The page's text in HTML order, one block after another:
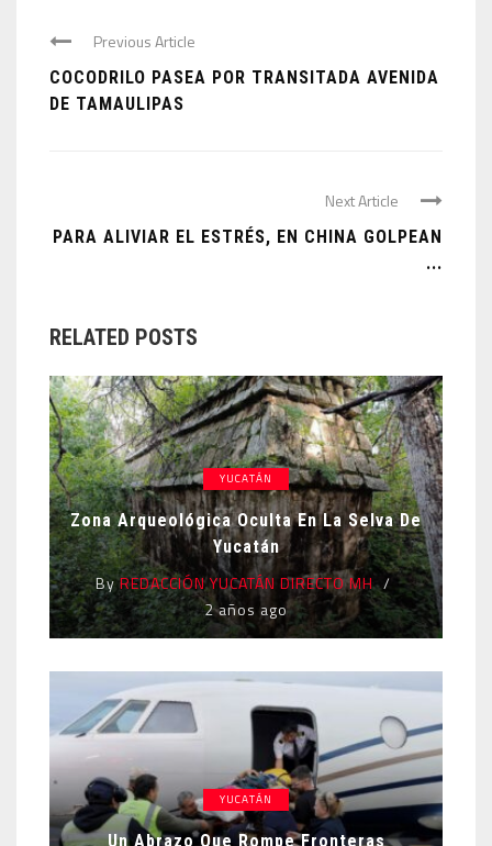
Previous Article
COCODRILO PASEA POR TRANSITADA AVENIDA
DE TAMAULIPAS
Next Article
PARA ALIVIAR EL ESTRÉS, EN CHINA GOLPEAN
...
RELATED POSTS
YUCATÁN
Zona Arqueológica Oculta En La Selva De
Yucatán
ByREDACCIÓN YUCATÁN DIRECTO MH
2 años ago
YUCATÁN
Un Abrazo Que Rompe Fronteras